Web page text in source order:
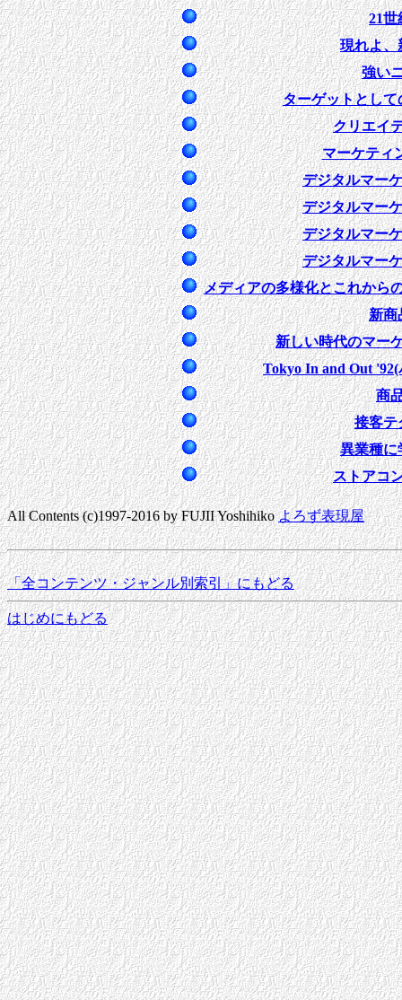
21世
現れよ、
強い
ターゲットとし
クリエイ
マーケティ
デジタルマー
デジタルマー
デジタルマー
デジタルマー
メディアの多様化とこれから
新商
新しい時代のマー
Tokyo In and Out
商
接客テ
異業種に
ストアコ
All Contents (c)1997-2016 by FUJII Yoshihikoよろず表現屋
「全コンテンツ・ジャンル別索引」にもどる
はじめにもどる